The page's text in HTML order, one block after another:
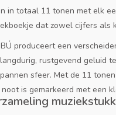
in totaal 11 tonen met elk
dat zowel cijfers als
produceert een
rustgevend geluid
sfeer. Met de 11
noot is gemarkeerd met een